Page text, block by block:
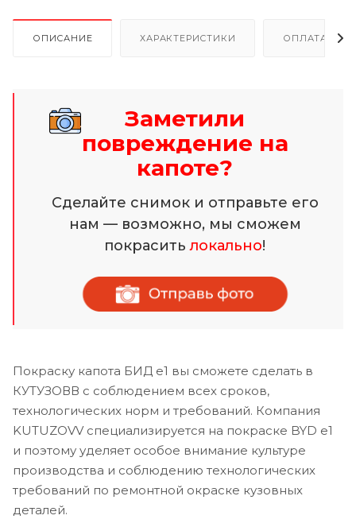
ОПИСАНИЕ ХАРАКТЕРИСТИКИ ОПЛАТА И
Заметили
повреждение на
капоте?
Сделайте снимок и отправьте его
нам — возможно, мы сможем
покраситьлокально!
Покраску капота БИД е1 вы сможете сделать в
КУТУЗОВВ с соблюдением всех сроков,
технологических норм и требований. Компания
KUTUZOVV специализируется на покраске BYD e1
и поэтому уделяет особое внимание культуре
производства и соблюдению технологических
требований по ремонтной окраске кузовных
деталей.